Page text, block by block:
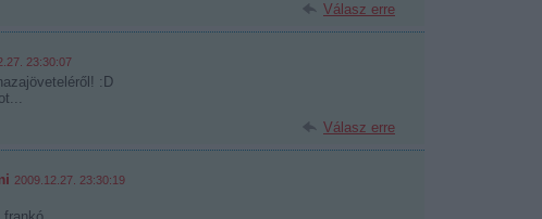
Válasz erre
23:30:07
:D
Válasz erre
2009.12.27. 23:30:19